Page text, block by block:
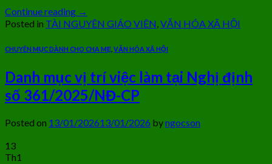
Continue reading →
Posted in TÀI NGUYÊN GIÁO VIÊN,VĂN HÓA XÃ HỘI
CHUYÊN MỤC DÀNH CHO CHA MẸ VĂN HÓA XÃ HỘI
Danh mục vị trí việc làm tại Nghị định
số 361/2025/NĐ-CP
Posted on 13/01/202613/01/2026 byngocson
13
Th1